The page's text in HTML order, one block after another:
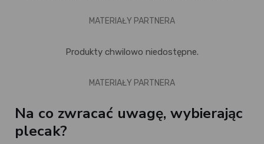
MATERIAŁY PARTNERA
Produkty chwilowo niedostępne.
MATERIAŁY PARTNERA
Na co zwracać uwagę, wybierając
plecak?